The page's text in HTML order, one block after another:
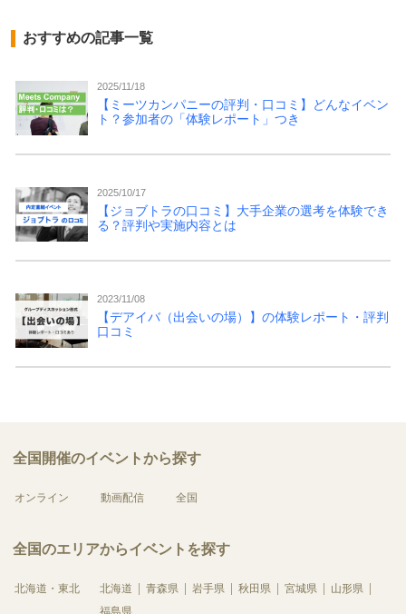
おすすめの記事一覧
2025/11/18
【ミーツカンパニーの評判・口コミ】どんなイベン
ト？参加者の「体験レポート」つき
2025/10/17
【ジョブトラの口コミ】大手企業の選考を体験でき
る？評判や実施内容とは
2023/11/08
【デアイバ（出会いの場）】の体験レポート・評判
口コミ
全国開催のイベントから探す
オンライン 動画配信 全国
全国のエリアからイベントを探す
北海道・東北 北海道 青森県 岩手県 秋田県 宮城県
山形県
福島県